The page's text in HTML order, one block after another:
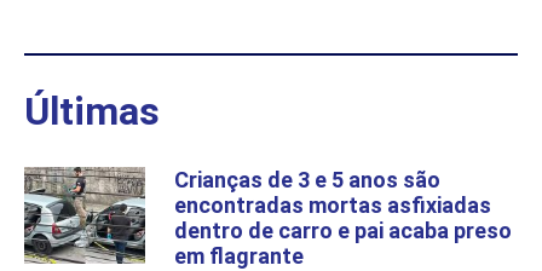
Últimas
Crianças de 3 e 5 anos são
encontradas mortas asfixiadas
dentro de carro e pai acaba preso
em flagrante